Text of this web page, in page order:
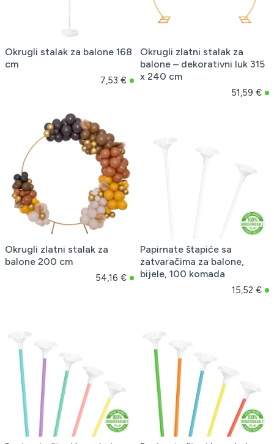
Okrugli stalak za balone 168
cm
7,53 €
Okrugli zlatni stalak za
balone – dekorativni luk 315
x 240 cm
51,59 €
Okrugli zlatni stalak za
balone 200 cm
54,16 €
Papirnate štapiće sa
zatvaračima za balone,
bijele, 100 komada
15,52 €